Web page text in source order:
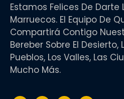
Estamos Felices De Darte La Bienvenida A
Marruecos. El Equipo De
Compartirá Contigo
Bereber Sobre El Desierto,
Pueblos, Los Valles, Las
Mucho Más.